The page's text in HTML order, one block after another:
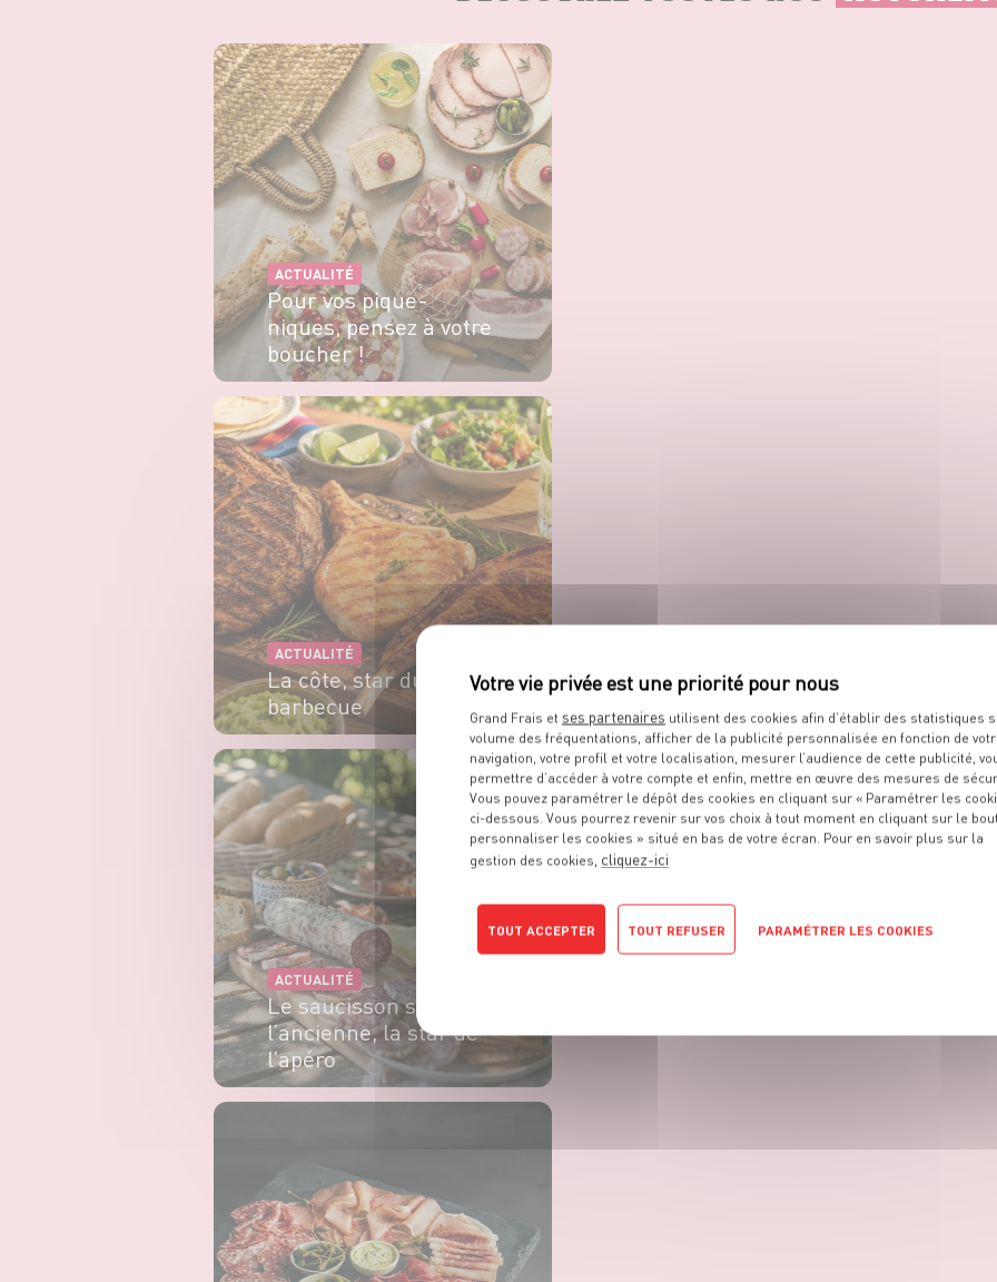
ACTUALITÉ
Pour vos pique-
niques, pensez à votre
boucher !
EN SAVOIR PLUS
ACTUALITÉ
La côte, star du
barbecue
EN SAVOIR PLUS
ACTUALITÉ
Le saucisson sec à
l’ancienne, la star de
l’apéro
Grand Frais et ses partenaires utilisent des cookies afin d’établir des statistiques
volume des fréquentations, afficher de la publicité personnalisée en fonction de
navigation, votre profil et votre localisation, mesurer l’audience de cette publicité,
permettre d’accéder à votre compte et enfin, mettre en œuvre des mesures de
Vous pouvez paramétrer le dépôt des cookies en cliquant sur « Paramétrer les
ci-dessous. Vous pourrez revenir sur vos choix à tout moment en cliquant sur le
personnaliser les cookies » situé en bas de votre écran. Pour en savoir plus sur la
gestion des cookies, cliquez-ici
TOUT ACCEPTER TOUT REFUSER PARAMÉTRER LES COOKIES